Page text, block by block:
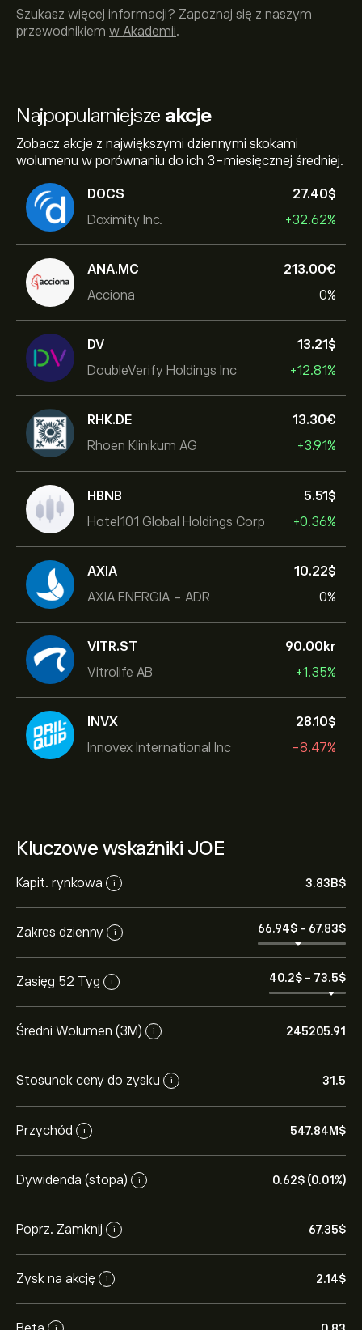
Najpopularniejsze akcje
Zobacz akcje z największymi dziennymi skokami
wolumenu w porównaniu do ich 3-miesięcznej średniej.
DOCS
Doximity Inc.
27.40‎$‎
+32.62%
ANA.MC
Acciona
213.00‎€‎
0%
DV
DoubleVerify Holdings Inc
13.21‎$‎
+12.81%
RHK.DE
Rhoen Klinikum AG
13.30‎€‎
+3.91%
HBNB
Hotel101 Global Holdings Corp
5.51‎$‎
+0.36%
AXIA
AXIA ENERGIA - ADR
10.22‎$‎
0%
VITR.ST
Vitrolife AB
90.00‎kr‎
+1.35%
INVX
Innovex International Inc
28.10‎$‎
-8.47%
Kluczowe wskaźniki JOE
Kapit. rynkowa i 3.83B‎$‎
Zakres dzienny i 66.94‎$‎ - 67.83‎$‎
Zasięg 52 Tyg i 40.2‎$‎ - 73.5‎$‎
Średni Wolumen (3M) i 245205.91
Stosunek ceny do zysku i 31.5
Przychód i 547.84M‎$‎
Dywidenda (stopa) i 0.62‎$‎ (0.01%)
Poprz. Zamknij i 67.35‎$‎
Zysk na akcję i 2.14‎$‎
i
Szukasz więcej informacji? Zapoznaj się z naszym
przewodnikiem w Akademii.